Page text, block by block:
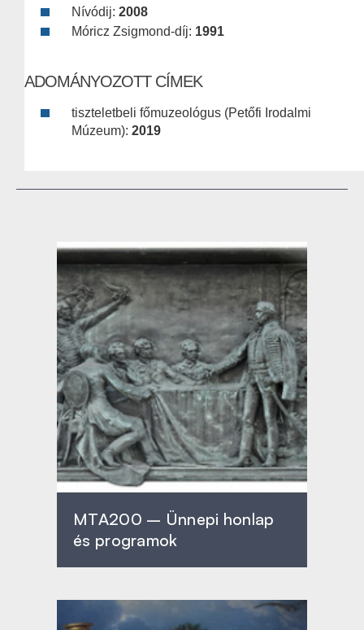
Nívódij: 2008
Móricz Zsigmond-díj: 1991
ADOMÁNYOZOTT CÍMEK
tiszteletbeli főmuzeológus (Petőfi Irodalmi
Múzeum): 2019
MTA200 – Ünnepi honlap
és programok